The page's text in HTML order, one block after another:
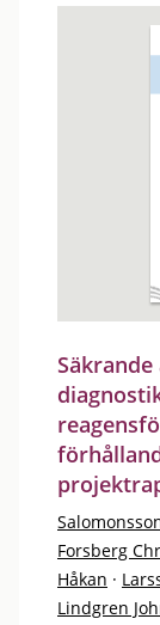
Forsberg
Håkan ·
Lindgren